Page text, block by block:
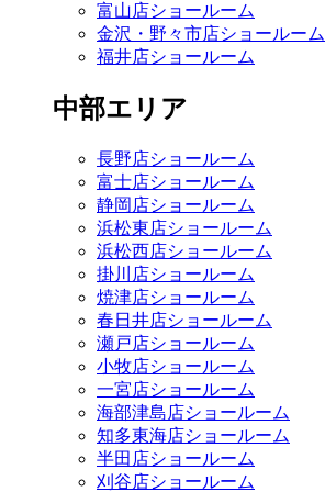
富山店ショールーム
金沢・野々市店ショールーム
福井店ショールーム
中部エリア
長野店ショールーム
富士店ショールーム
静岡店ショールーム
浜松東店ショールーム
浜松西店ショールーム
掛川店ショールーム
焼津店ショールーム
春日井店ショールーム
瀬戸店ショールーム
小牧店ショールーム
一宮店ショールーム
海部津島店ショールーム
知多東海店ショールーム
半田店ショールーム
刈谷店ショールーム